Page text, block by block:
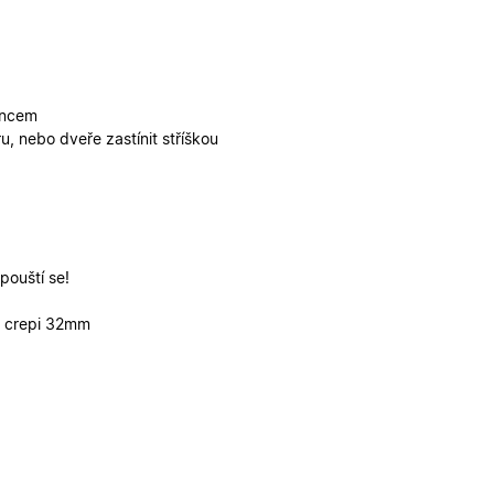
nebo dveře zastínit stříškou
se!
crepi 32mm
cookies
Analytics - což
Google.
uživatelů
k výpočtu
přehledy
podporuje
jako soubor
relace.
informace o
reklamu,
webu.
jako je nabízení
webu.
cookies.